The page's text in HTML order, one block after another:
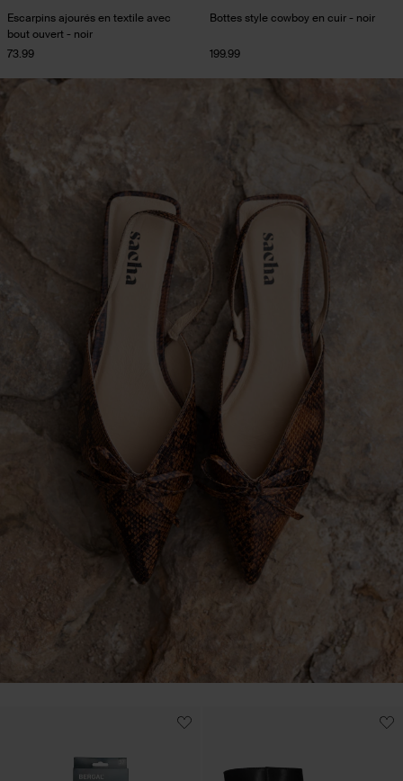
Escarpins ajourés en textile avec
bout ouvert - noir
73.99
Bottes style cowboy en cuir - noir
199.99